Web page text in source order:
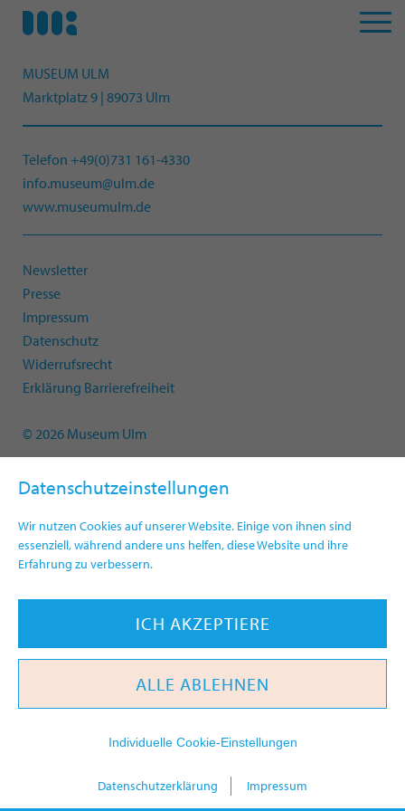
Datenschutzeinstellungen
Wir nutzen Cookies auf unserer Website. Einige von ihnen sind
essenziell, während andere uns helfen, diese Website und ihre
Erfahrung zu verbessern.
ICH AKZEPTIERE
ALLE ABLEHNEN
Individuelle Cookie-Einstellungen
Datenschutzerklärung Impressum
MUSEUM ULM
Marktplatz 9 | 89073 Ulm
Telefon +49(0)731 161-4330
info.museum@ulm.de
www.museumulm.de
Newsletter
Presse
Impressum
Datenschutz
Widerrufsrecht
Erklärung Barrierefreiheit
© 2026 Museum Ulm